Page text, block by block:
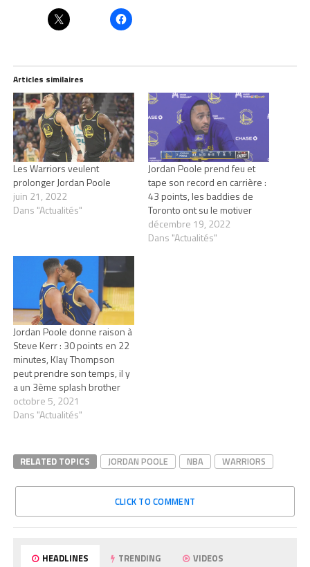
Articles similaires
Les Warriors veulent
prolonger Jordan Poole
juin 21, 2022
Dans "Actualités"
Jordan Poole prend feu et
tape son record en carrière :
43 points, les baddies de
Toronto ont su le motiver
décembre 19, 2022
Dans "Actualités"
Jordan Poole donne raison à
Steve Kerr : 30 points en 22
minutes, Klay Thompson
peut prendre son temps, il y
a un 3ème splash brother
octobre 5, 2021
Dans "Actualités"
RELATED TOPICS JORDAN POOLE NBA WARRIORS
CLICK TO COMMENT
HEADLINES TRENDING VIDEOS